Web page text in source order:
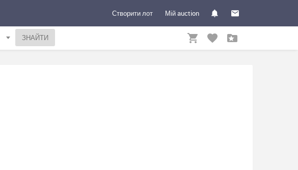
Мій auction
Створити лот